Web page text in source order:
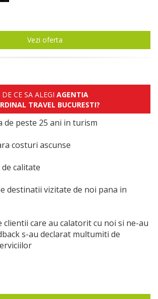
Vezi oferta
DE CE SA ALEGI AGENTIA
TRAVEL BUCURESTI?
de peste 25 ani in turism
costuri ascunse
calitate
destinatii vizitate de noi pana in
clientii care au calatorit cu noi si ne-au
s-au declarat multumiti de